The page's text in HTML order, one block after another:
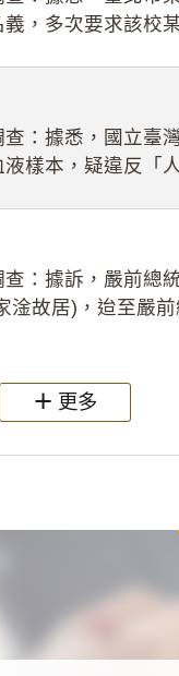
，多次要求該校
：據悉，國立臺
樣本，疑違反「
：據訴，嚴前總
淦故居)，迨至嚴
更多